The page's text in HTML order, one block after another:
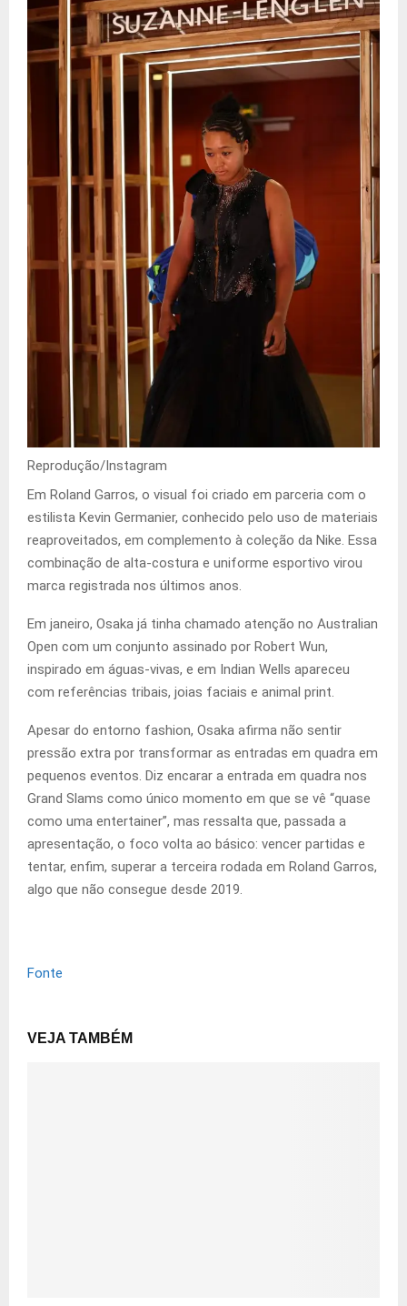
Reprodução/Instagram
Em Roland Garros, o visual foi criado em parceria com o
estilista Kevin Germanier, conhecido pelo uso de materiais
reaproveitados, em complemento à coleção da Nike. Essa
combinação de alta-costura e uniforme esportivo virou
marca registrada nos últimos anos.
Em janeiro, Osaka já tinha chamado atenção no Australian
Open com um conjunto assinado por Robert Wun,
inspirado em águas-vivas, e em Indian Wells apareceu
com referências tribais, joias faciais e animal print.
Apesar do entorno fashion, Osaka afirma não sentir
pressão extra por transformar as entradas em quadra em
pequenos eventos. Diz encarar a entrada em quadra nos
Grand Slams como único momento em que se vê “quase
como uma entertainer”, mas ressalta que, passada a
apresentação, o foco volta ao básico: vencer partidas e
tentar, enfim, superar a terceira rodada em Roland Garros,
algo que não consegue desde 2019.
Fonte
VEJA TAMBÉM